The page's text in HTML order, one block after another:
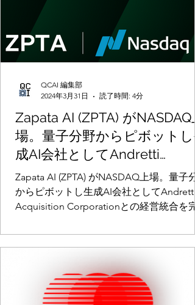
Zapata AI (ZPTA) がNASDAQ
場。量子分野からピボットし
成AI会社としてAndretti
Acquisition Corporationとの経
営統合を完了。2024年4月1日
ら取引開始
Zapata AI (ZPTA) がNASDAQ上場。量子分
からピボットし生成AI会社としてAndretti
Acquisition Corporationとの経営統合を完
QCAI 編集部
2024年3月31日
読了時間: 4分